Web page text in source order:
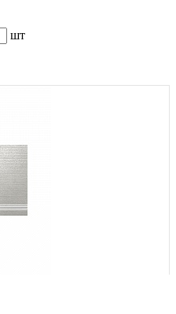
шт